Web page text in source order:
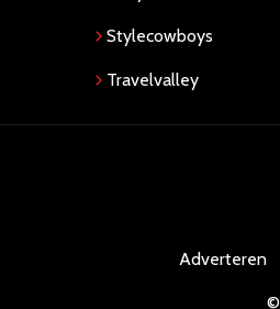
Stylecowboys
Travelvalley
Adverteren
©